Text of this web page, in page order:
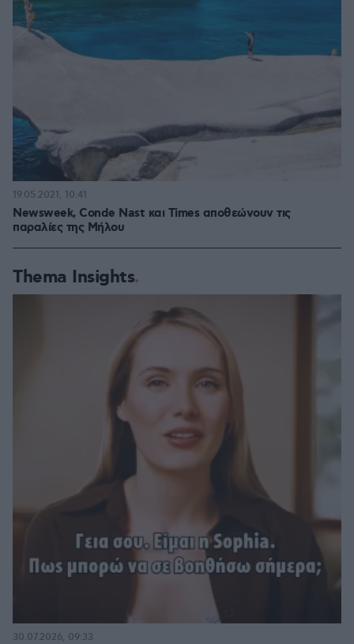
Newsweek, Conde Nast και Times αποθεώνουν τις
παραλίες της Μήλου
19.05.2021, 10:41
Thema Insights
30.07.2026, 09:33